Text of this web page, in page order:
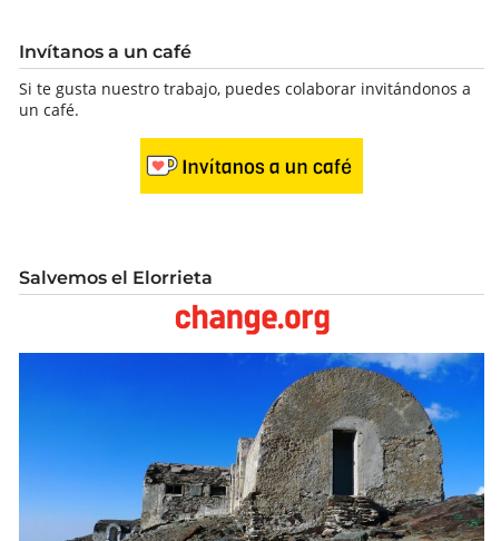
Invítanos a un café
Si te gusta nuestro trabajo, puedes colaborar invitándonos a
un café.
Salvemos el Elorrieta